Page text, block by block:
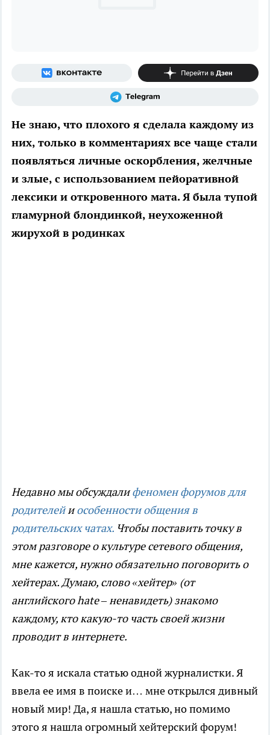
Не знаю, что плохого я сделала каждому из
них, только в комментариях все чаще стали
появляться личные оскорбления, желчные
и злые, с использованием пейоративной
лексики и откровенного мата. Я была тупой
гламурной блондинкой, неухоженной
жирухой в родинках
Недавно мы обсуждалифеномен форумов для
родителейиособенности общения в
родительских чатах. Чтобы поставить точку в
этом разговоре о культуре сетевого общения,
мне кажется, нужно обязательно поговорить о
хейтерах. Думаю, слово «хейтер» (от
английского hate – ненавидеть) знакомо
каждому, кто какую-то часть своей жизни
проводит в интернете.
Как-то я искала статью одной журналистки. Я
ввела ее имя в поиске и… мне открылся дивный
новый мир! Да, я нашла статью, но помимо
этого я нашла огромный хейтерский форум!